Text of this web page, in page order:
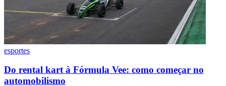
esportes
Do rental kart à Fórmula Vee: como começar no
automobilismo